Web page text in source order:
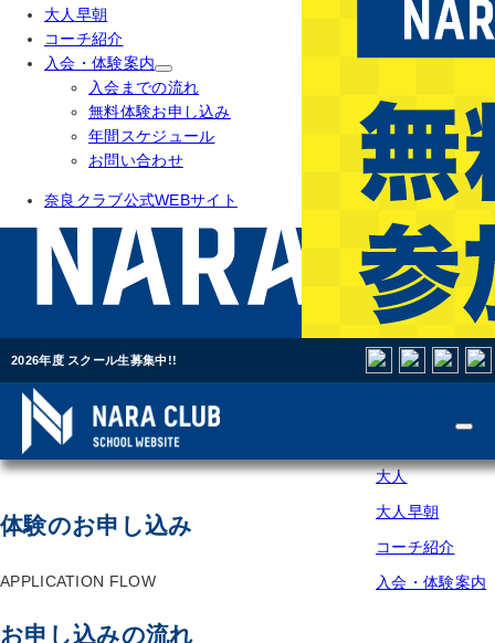
大人早朝
コーチ紹介
入会・体験案内
入会までの流れ
無料体験お申し込み
年間スケジュール
お問い合わせ
奈良クラブ公式WEBサイト
2026
生募
クラ
ブ公
式
WEB
サイ
奈良クラブ
スクールについ
各スクール
トドロキフットサルガーデ
キッズ
大人
大人早朝
コーチ紹介
入会・体験案内
入会までの流れ
無料体
2026年度 スクール生募集中!!
体験のお申し込み
APPLICATION FLOW
お申し込みの流れ